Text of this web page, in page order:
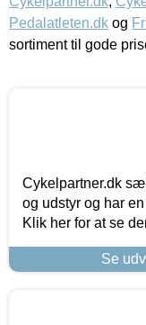
Pedalatleten.dk og
sortiment til gode
Cykelpartner.dk
og udstyr og har
Klik her for at se
Se